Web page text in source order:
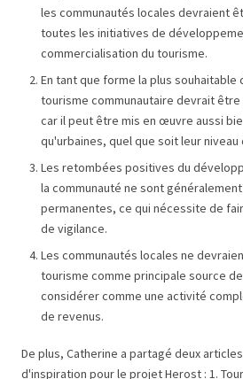
les communautés locales devraient
toutes les initiatives de
commercialisation du tourisme.
En tant que forme la plus
tourisme communautaire devrait
car il peut être mis en œuvre aussi
qu'urbaines, quel que soit leur
Les retombées positives du
la communauté ne sont
permanentes, ce qui nécessite de
de vigilance.
Les communautés locales ne
tourisme comme principale source
considérer comme une activité
de revenus.
De plus, Catherine a partagé deux
d'inspiration pour le projet Herost : 1.